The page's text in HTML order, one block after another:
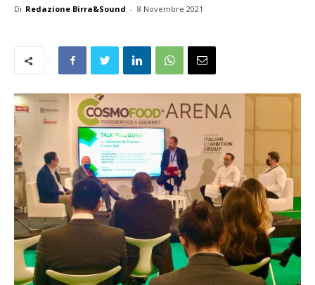
Di Redazione Birra&Sound - 8 Novembre 2021